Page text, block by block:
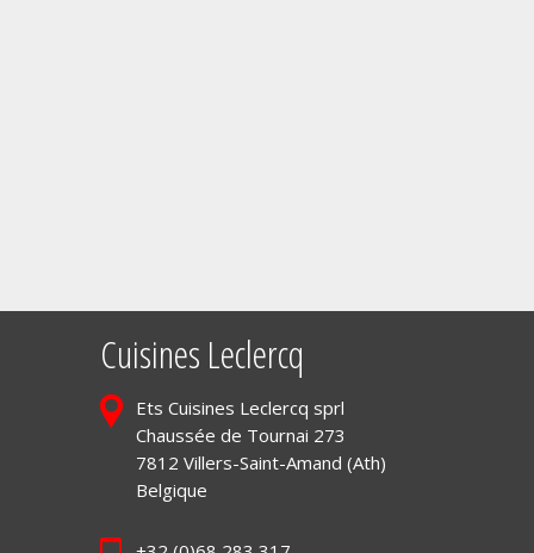
Cuisines Leclercq
Ets Cuisines Leclercq sprl
Chaussée de Tournai 273
7812 Villers-Saint-Amand (Ath)
Belgique